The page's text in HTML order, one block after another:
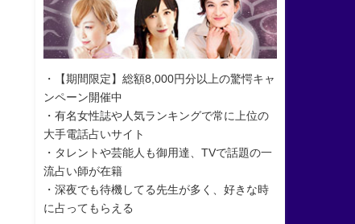
・【期間限定】総額8,000円分以上の驚愕キャ
ンペーン開催中
・有名女性誌や人気ランキングで常に上位の
大手電話占いサイト
・タレントや芸能人も御用達、TVで話題の一
流占い師が在籍
・深夜でも待機してる先生が多く、好きな時
に占ってもらえる